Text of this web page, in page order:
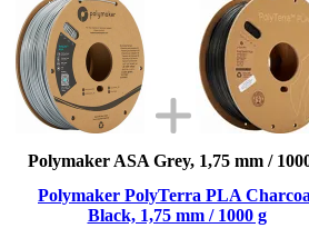
Polymaker ASA Grey, 1,75 mm /
Polymaker PolyTerra PLA
Black, 1,75 mm / 1000 g